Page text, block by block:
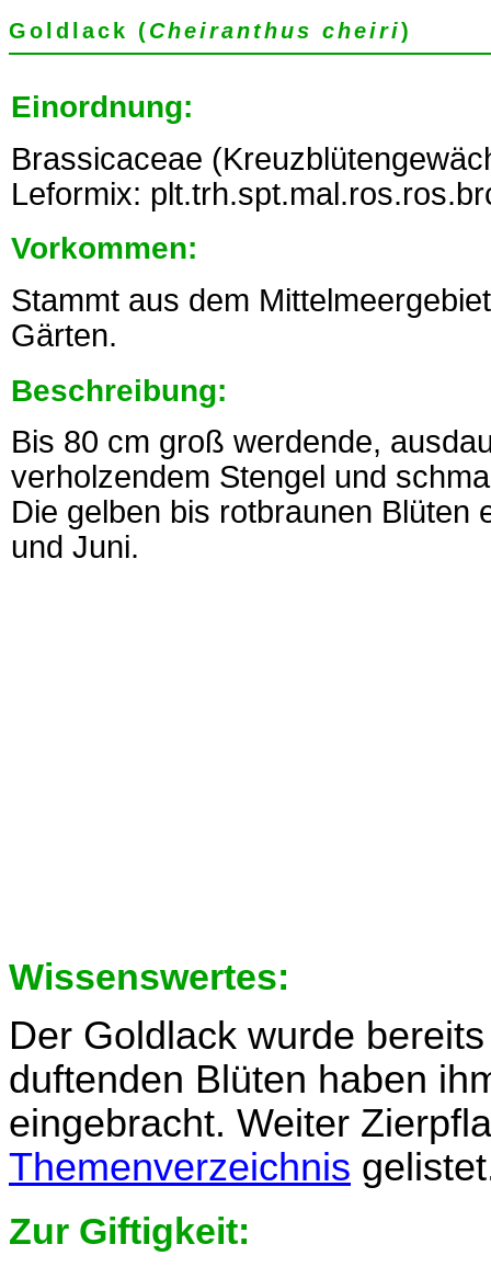
Goldlack (Cheiranthus cheiri)
Einordnung:
Brassicaceae
Leformix:
Vorkommen:
Stammt aus dem
Gärten.
Beschreibung:
Bis 80 cm groß werdende,
verholzendem Stengel und
Die gelben bis rotbraunen Blüten
und Juni.
Wissenswertes:
Der Goldlack wurde
duftenden Blüten haben
eingebracht. Weiter
Themenverzeichnis
Zur Giftigkeit: